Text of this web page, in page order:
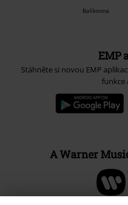
Balíkovna
EMP
Stáhněte si novou EMP
funkce
A Warner